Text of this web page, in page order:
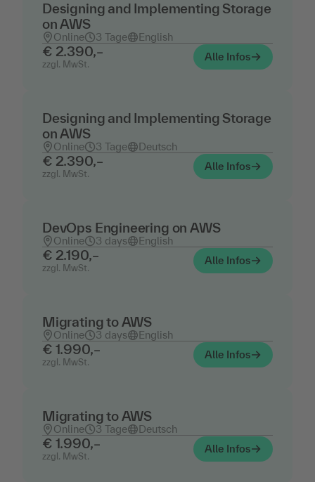
Designing and Implementing Storage
on AWS
Online 3 Tage English
€ 2.390,–
zzgl. MwSt.
Alle Infos
Designing and Implementing Storage
on AWS
Online 3 Tage Deutsch
€ 2.390,–
zzgl. MwSt.
Alle Infos
DevOps Engineering on AWS
Online 3 days English
€ 2.190,–
zzgl. MwSt.
Alle Infos
Migrating to AWS
Online 3 days English
€ 1.990,–
zzgl. MwSt.
Alle Infos
Migrating to AWS
Online 3 Tage Deutsch
€ 1.990,–
zzgl. MwSt.
Alle Infos